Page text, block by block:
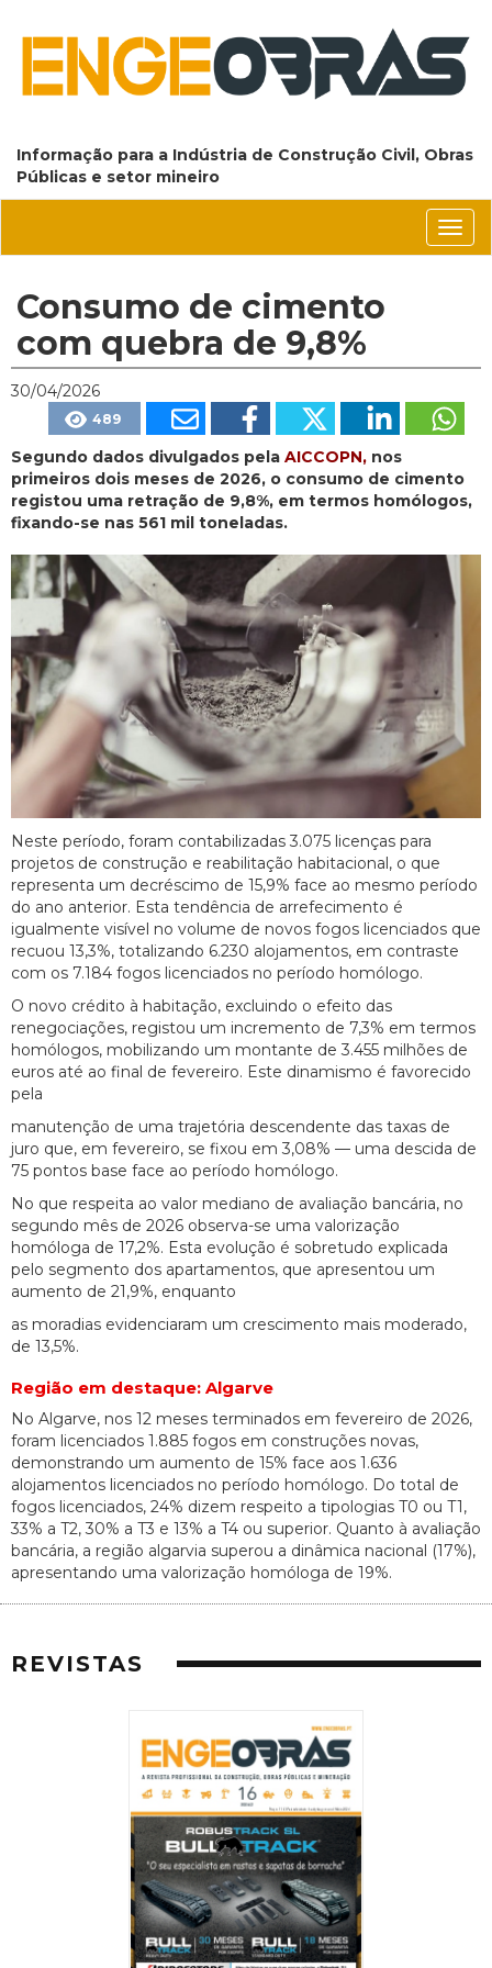
Informação para a Indústria de Construção Civil, Obras
Públicas e setor mineiro
Consumo de cimento
com quebra de 9,8%
30/04/2026
489
Segundo dados divulgados pela AICCOPN, nos
primeiros dois meses de 2026, o consumo de cimento
registou uma retração de 9,8%, em termos homólogos,
fixando-se nas 561 mil toneladas.
Neste período, foram contabilizadas 3.075 licenças para
projetos de construção e reabilitação habitacional, o que
representa um decréscimo de 15,9% face ao mesmo período
do ano anterior. Esta tendência de arrefecimento é
igualmente visível no volume de novos fogos licenciados que
recuou 13,3%, totalizando 6.230 alojamentos, em contraste
com os 7.184 fogos licenciados no período homólogo.
O novo crédito à habitação, excluindo o efeito das
renegociações, registou um incremento de 7,3% em termos
homólogos, mobilizando um montante de 3.455 milhões de
euros até ao final de fevereiro. Este dinamismo é favorecido
pela
manutenção de uma trajetória descendente das taxas de
juro que, em fevereiro, se fixou em 3,08% — uma descida de
75 pontos base face ao período homólogo.
No que respeita ao valor mediano de avaliação bancária, no
segundo mês de 2026 observa-se uma valorização
homóloga de 17,2%. Esta evolução é sobretudo explicada
pelo segmento dos apartamentos, que apresentou um
aumento de 21,9%, enquanto
as moradias evidenciaram um crescimento mais moderado,
de 13,5%.
Região em destaque: Algarve
No Algarve, nos 12 meses terminados em fevereiro de 2026,
foram licenciados 1.885 fogos em construções novas,
demonstrando um aumento de 15% face aos 1.636
alojamentos licenciados no período homólogo. Do total de
fogos licenciados, 24% dizem respeito a tipologias T0 ou T1,
33% a T2, 30% a T3 e 13% a T4 ou superior. Quanto à avaliação
bancária, a região algarvia superou a dinâmica nacional (17%),
apresentando uma valorização homóloga de 19%.
REVISTAS